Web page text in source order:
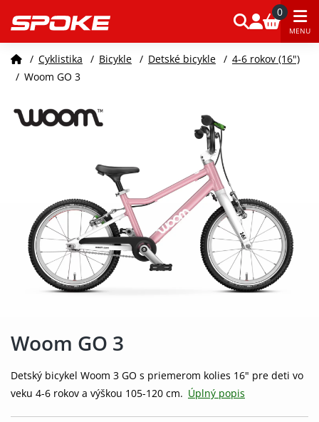
0
MENU
/ Cyklistika / Bicykle / Detské bicykle / 4-6 rokov (16")
/ Woom GO 3
Woom GO 3
Detský bicykel Woom 3 GO s priemerom kolies 16" pre deti vo
veku 4-6 rokov a výškou 105-120 cm. Úplný popis